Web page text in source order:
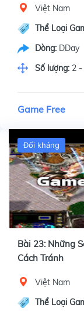
Việt Nam
Thể Loại
Dòng: DDay
Số lượng: 2 -
Game Free
Đối kháng
Bài 23: Những
Cách Tránh
Việt Nam
Thể Loại